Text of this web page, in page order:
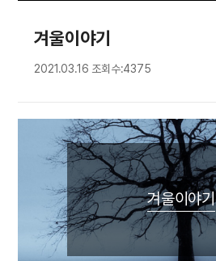
겨울이야기
2021.03.16 조회수:4375
겨울이야기